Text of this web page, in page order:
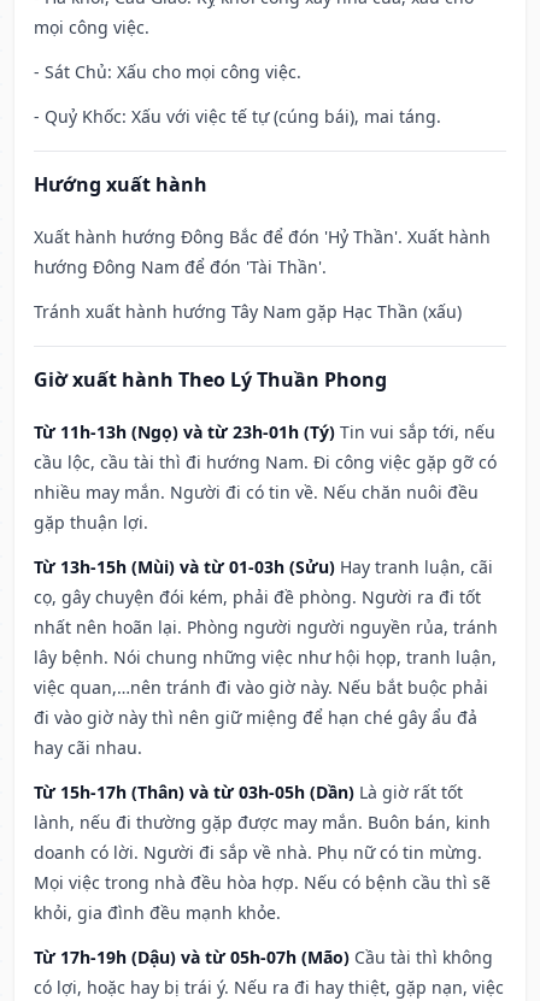
mọi công việc.
- Sát Chủ: Xấu cho mọi công việc.
- Quỷ Khốc: Xấu với việc tế tự (cúng bái), mai táng.
Hướng xuất hành
Xuất hành hướng Đông Bắc để đón 'Hỷ Thần'. Xuất hành
hướng Đông Nam để đón 'Tài Thần'.
Tránh xuất hành hướng Tây Nam gặp Hạc Thần (xấu)
Giờ xuất hành Theo Lý Thuần Phong
Từ 11h-13h (Ngọ) và từ 23h-01h (Tý) Tin vui sắp tới, nếu
cầu lộc, cầu tài thì đi hướng Nam. Đi công việc gặp gỡ có
nhiều may mắn. Người đi có tin về. Nếu chăn nuôi đều
gặp thuận lợi.
Từ 13h-15h (Mùi) và từ 01-03h (Sửu) Hay tranh luận, cãi
cọ, gây chuyện đói kém, phải đề phòng. Người ra đi tốt
nhất nên hoãn lại. Phòng người người nguyền rủa, tránh
lây bệnh. Nói chung những việc như hội họp, tranh luận,
việc quan,…nên tránh đi vào giờ này. Nếu bắt buộc phải
đi vào giờ này thì nên giữ miệng để hạn ché gây ẩu đả
hay cãi nhau.
Từ 15h-17h (Thân) và từ 03h-05h (Dần) Là giờ rất tốt
lành, nếu đi thường gặp được may mắn. Buôn bán, kinh
doanh có lời. Người đi sắp về nhà. Phụ nữ có tin mừng.
Mọi việc trong nhà đều hòa hợp. Nếu có bệnh cầu thì sẽ
khỏi, gia đình đều mạnh khỏe.
Từ 17h-19h (Dậu) và từ 05h-07h (Mão) Cầu tài thì không
có lợi, hoặc hay bị trái ý. Nếu ra đi hay thiệt, gặp nạn, việc